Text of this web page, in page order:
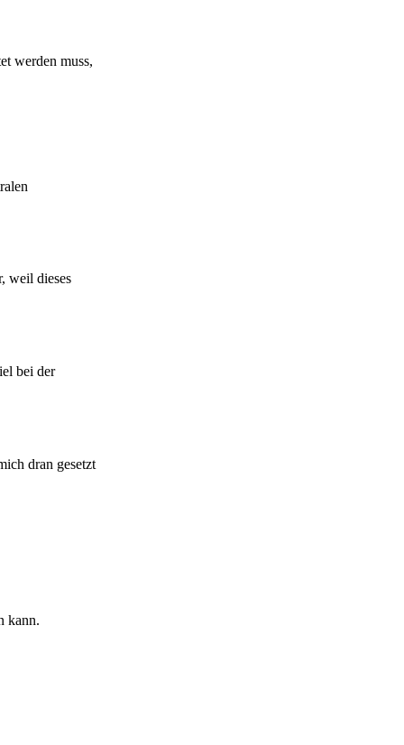
werden muss,
weil dieses
bei der
dran gesetzt
kann.